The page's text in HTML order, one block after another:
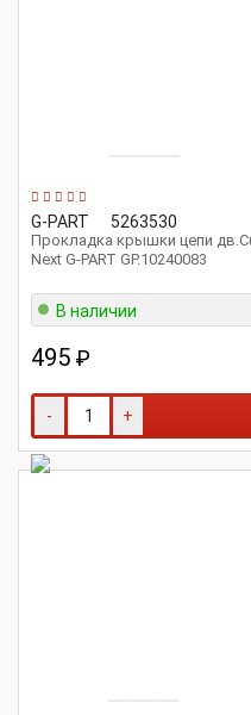
G-PART 5263530
Прокладка крышки цепи
Next G-PART GP.10240083
В наличии
495 ₽
- +